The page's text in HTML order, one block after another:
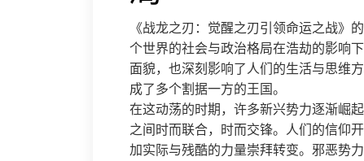
《战龙之刃：觉醒之刃引领命运之战》
个世界的社会与政治格局在浩劫的影响
面貌，也深刻影响了人们的生活与思维
成了多个割据一方的王国。
在这动荡的时期，许多新兴势力逐渐崛
之间时而联合，时而交锋。人们的信仰
加实际与残酷的力量崇拜转变。邪恶势